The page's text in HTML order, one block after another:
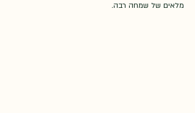
מלאים של שמחה רבה.